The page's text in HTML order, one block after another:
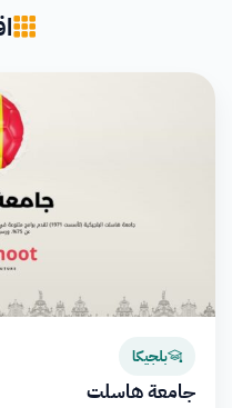
بلجيكا
جامعة هاسلت